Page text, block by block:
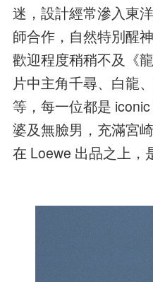
迷，設計經常滲入東
師合作，自然特別醒
歡迎程度稍稍不及《
片中主角千尋、白龍
等，每一位都是
婆及無臉男，充滿宮
在 Loewe 出品之上，